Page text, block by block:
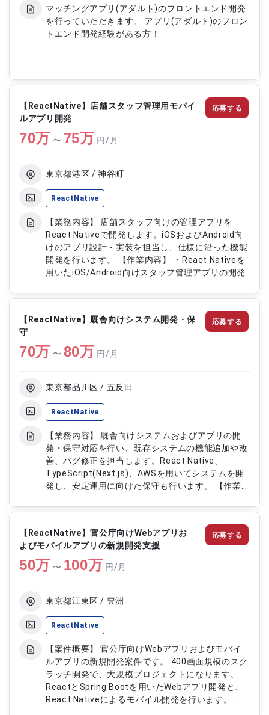
マッチングアプリ(アダルト)のフロントエンド開発
を行っていただきます。 アプリ(アダルト)のフロン
トエンド開発経験がある方！
【ReactNative】店舗スタッフ管理用モバイ
ルアプリ開発
70万 〜 75万 円/月
東京都港区 / 神谷町
ReactNative
【業務内容】 店舗スタッフ向けの管理アプリを
React Nativeで開発します。iOSおよびAndroid向
けのアプリ設計・実装を担当し、仕様に沿った機能
開発を行います。 【作業内容】 ・React Nativeを
用いたiOS/Android向けスタッフ管理アプリの開発
応募する
【ReactNative】厩舎向けシステム開発・保
守
70万 〜 80万 円/月
東京都品川区 / 五反田
ReactNative
【業務内容】 厩舎向けシステムおよびアプリの開
発・保守対応を行い、既存システムの機能追加や改
善、バグ修正を担当します。React Native、
TypeScript(Next.js)、AWSを用いてシステムを開
発し、安定運用に向けた保守も行います。 【作業
加 ・既存アプリのバグ修正 ・システム保守対応 ・
TypeScript(Next.js)およびAWSを利用した開発支
援
応募する
【ReactNative】官公庁向けWebアプリお
よびモバイルアプリの新規開発支援
50万 〜 100万 円/月
東京都江東区 / 豊洲
ReactNative
【案件概要】 官公庁向けWebアプリおよびモバイ
ルアプリの新規開発案件です。 400画面規模のスク
ラッチ開発で、大規模プロジェクトになります。
ReactとSpring Bootを用いたWebアプリ開発と、
React Nativeによるモバイル開発を行います。
応募する